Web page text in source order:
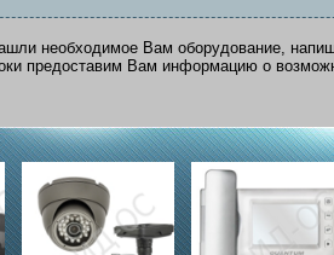
необходимое Вам оборудование,
предоставим Вам информацию о